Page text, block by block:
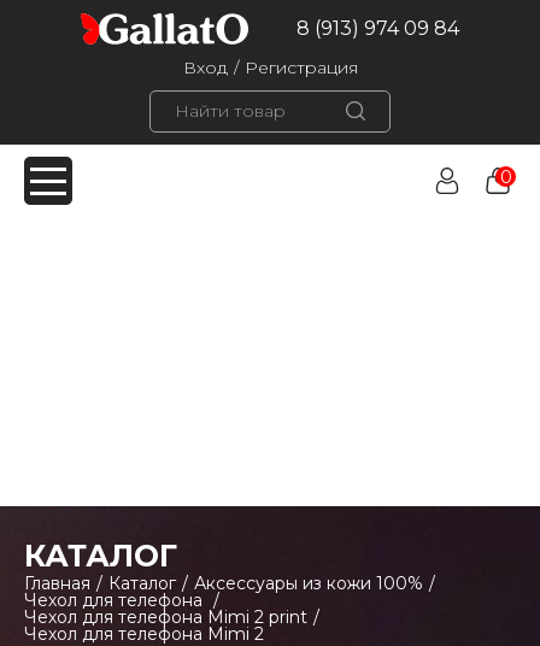
8 (913) 974 09 84
Вход / Регистрация
0
КАТАЛОГ
Главная / Каталог / Аксессуары из кожи 100% /
Чехол для телефона /
Чехол для телефона Mimi 2 print /
Чехол для телефона Mimi 2